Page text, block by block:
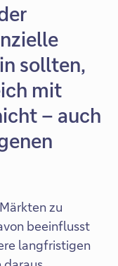
sollten,
mit
– auch
zu
beeinflusst
langfristigen